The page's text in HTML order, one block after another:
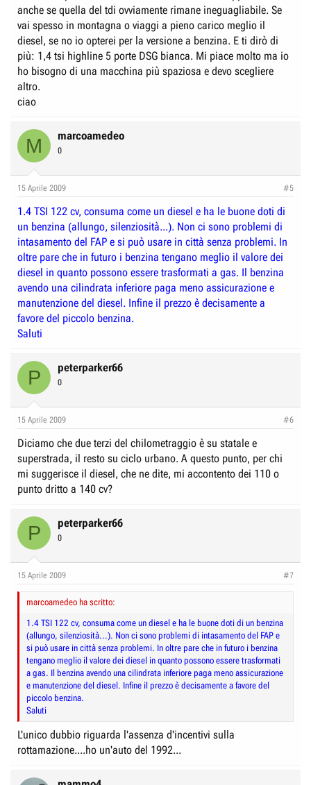
anche se quella del tdi ovviamente rimane ineguagliabile. Se
vai spesso in montagna o viaggi a pieno carico meglio il
diesel, se no io opterei per la versione a benzina. E ti dirò di
più: 1,4 tsi highline 5 porte DSG bianca. Mi piace molto ma io
ho bisogno di una macchina più spaziosa e devo scegliere
altro.
ciao
M marcoamedeo
0
15 Aprile 2009 #5
1.4 TSI 122 cv, consuma come un diesel e ha le buone doti di
un benzina (allungo, silenziosità...). Non ci sono problemi di
intasamento del FAP e si può usare in città senza problemi. In
oltre pare che in futuro i benzina tengano meglio il valore dei
diesel in quanto possono essere trasformati a gas. Il benzina
avendo una cilindrata inferiore paga meno assicurazione e
manutenzione del diesel. Infine il prezzo è decisamente a
favore del piccolo benzina.
Saluti
P peterparker66
0
15 Aprile 2009 #6
Diciamo che due terzi del chilometraggio è su statale e
superstrada, il resto su ciclo urbano. A questo punto, per chi
mi suggerisce il diesel, che ne dite, mi accontento dei 110 o
punto dritto a 140 cv?
P peterparker66
0
15 Aprile 2009 #7
marcoamedeo ha scritto:
1.4 TSI 122 cv, consuma come un diesel e ha le buone doti di un benzina
(allungo, silenziosità...). Non ci sono problemi di intasamento del FAP e
si può usare in città senza problemi. In oltre pare che in futuro i benzina
tengano meglio il valore dei diesel in quanto possono essere trasformati
a gas. Il benzina avendo una cilindrata inferiore paga meno assicurazione
e manutenzione del diesel. Infine il prezzo è decisamente a favore del
piccolo benzina.
Saluti
L'unico dubbio riguarda l'assenza d'incentivi sulla
rottamazione....ho un'auto del 1992...